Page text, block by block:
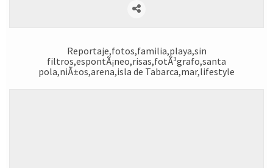
Reportaje,fotos,familia,playa,sin
filtros,espontÃ¡neo,risas,fotÃ³grafo,santa
pola,niÃ±os,arena,isla de Tabarca,mar,lifestyle